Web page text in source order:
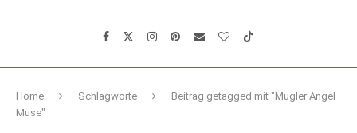
Home Schlagworte
Beitrag getagged mit "Mugler Angel
Muse"